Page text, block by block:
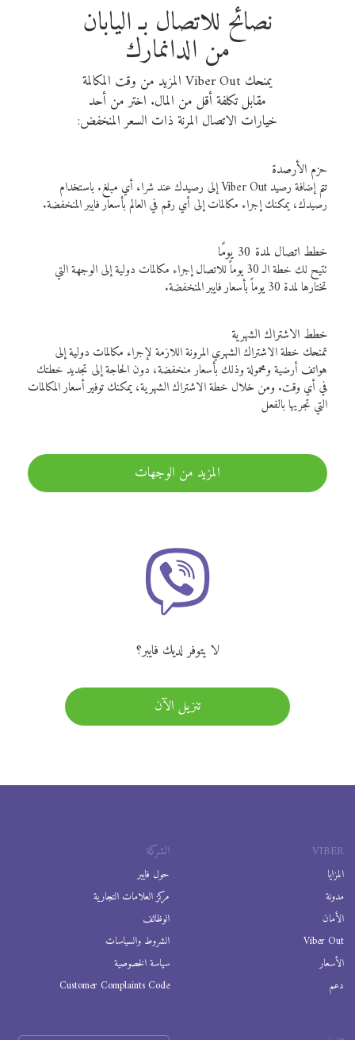
نصائح للاتصال بـ اليابان
من الدانمارك
يمنحك Viber Out المزيد من وقت المكالمة
مقابل تكلفة أقل من المال. اختر من أحد
خيارات الاتصال المرنة ذات السعر المنخفض:
حزم الأرصدة
تتم إضافة رصيد Viber Out إلى رصيدك عند شراء أي مبلغ. باستخدام
رصيدك، يمكنك إجراء مكالمات إلى أي رقم في العالم بأسعار فايبر المنخفضة.
خطط اتصال لمدة 30 يومًا
تتيح لك خطة الـ 30 يوماً للاتصال إجراء مكالمات دولية إلى الوجهة التي
تختارها لمدة 30 يوماً بأسعار فايبر المنخفضة.
خطط الاشتراك الشهرية
تمنحك خطة الاشتراك الشهري المرونة اللازمة لإجراء مكالمات دولية إلى
هواتف أرضية ومحمولة وذلك بأسعار منخفضة، دون الحاجة إلى تجديد خطتك
في أي وقت. ومن خلال خطة الاشتراك الشهرية، يمكنك توفير أسعار المكالمات
التي تجريها بالفعل
المزيد من الوجهات
لا يتوفر لديك فايبر؟
تنزيل الآن
VIBER
المزايا
مدونة
الأمان
Viber Out
الأسعار
دعم
الشركة
حول فايبر
مركز العلامات التجارية
الوظائف
الشروط والسياسات
سياسة الخصوصية
Customer Complaints Code